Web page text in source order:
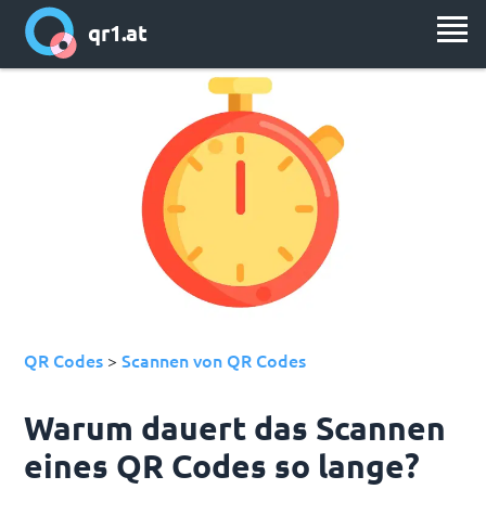
qr1.at
QR Codes >Scannen von QR Codes
Warum dauert das Scannen
eines QR Codes so lange?